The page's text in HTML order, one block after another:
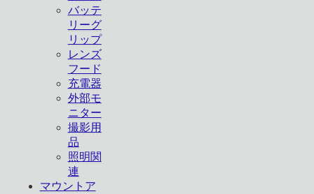
バッテ
リーグ
リップ
レンズ
フード
充電器
外部モ
ニター
撮影用
品
照明関
連
マウントア